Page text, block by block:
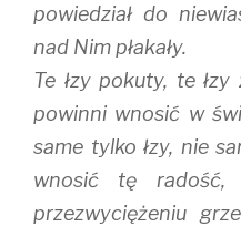
powiedział do
nad Nim płakały.
Te łzy pokuty, te
powinni wnosić w
same tylko łzy, nie
wnosić tę
przezwyciężeniu